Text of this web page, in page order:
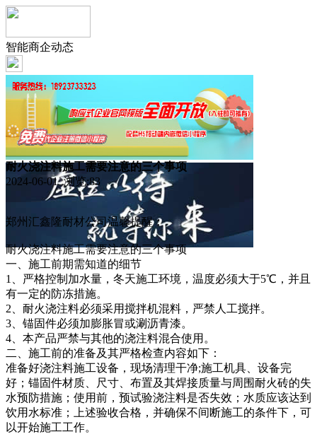
智能商企动态
耐火浇注料施工需要注意的三个事项
2024-06-01 浏览:83
郑州汇鑫隆耐材公司温馨提醒：
耐火浇注料施工需要注意的三个事项
一、施工前期需知道的细节
1、严格控制加水量，冬天施工环境，温度必须大于5℃，并且
有一定的防冻措施。
2、耐火浇注料必须采用搅拌机混料，严禁人工搅拌。
3、锚固件必须加膨胀冒或涮沥青漆。
4、本产品严禁与其他的浇注料混合使用。
二、施工前的准备及其严格检查内容如下：
准备好浇注料施工设备，现场清理干净;施工机具、设备完
好；锚固件材质、尺寸、布置及其焊接质量与周围耐火砖的失
水预防措施；使用前，预试验浇注料是否失效；水质应该达到
饮用水标准；上述验收合格，并确保不间断施工的条件下，可
以开始施工工作。